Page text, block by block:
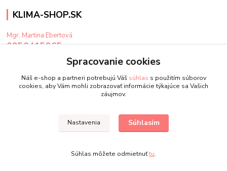
KLIMA-SHOP.SK
Mgr. Martina Ebertová
0950415965
klima@klima-shop.sk
Upravit sběr cookies.
Spracovanie cookies
Náš e-shop a partneri potrebujú Váš súhlas s použitím súborov
cookies, aby Vám mohli zobrazovať informácie týkajúce sa Vašich
záujmov.
Nastavenia Súhlasím
Súhlas môžete odmietnuťtu.